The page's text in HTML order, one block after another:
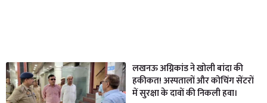
लखनऊ अग्निकांड ने खोली बांदा की
हकीकत! अस्पतालों और कोचिंग सेंटरों
में सुरक्षा के दावों की निकली हवा।